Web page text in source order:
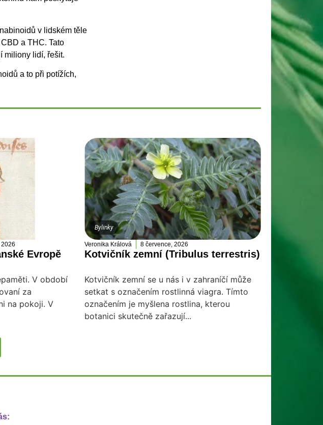
v lidském těle
a THC. Tato
miliony lidí, řešit.
a to při potížích,
Evropě
V období
za
na pokoji. V
Bylinky
Veronika Králová 8 července, 2026
Kotvičník zemní (Tribulus terrestris)
Kotvičník zemní se u nás i v zahraníčí může
setkat s označením rostlinná viagra. Tímto
označením je myšlena rostlina, kterou
botanici skutečně zařazují...